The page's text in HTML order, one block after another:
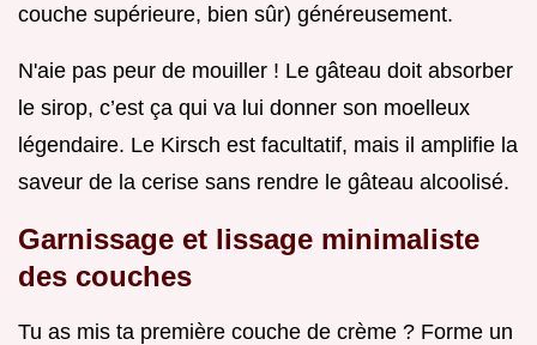
couche supérieure, bien sûr) généreusement.
N'aie pas peur de mouiller ! Le gâteau doit absorber
le sirop, c’est ça qui va lui donner son moelleux
légendaire. Le Kirsch est facultatif, mais il amplifie la
saveur de la cerise sans rendre le gâteau alcoolisé.
Garnissage et lissage minimaliste
des couches
Tu as mis ta première couche de crème ? Forme un